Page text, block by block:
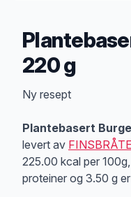
220 g
Ny resept
Plantebasert
levert av
225.00 kcal per
proteiner og 3.50 g